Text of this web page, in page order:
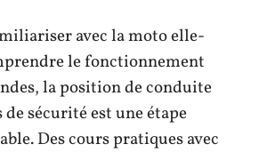
avec la moto elle-
le fonctionnement
la position de conduite
de sécurité est une étape
Des cours pratiques avec